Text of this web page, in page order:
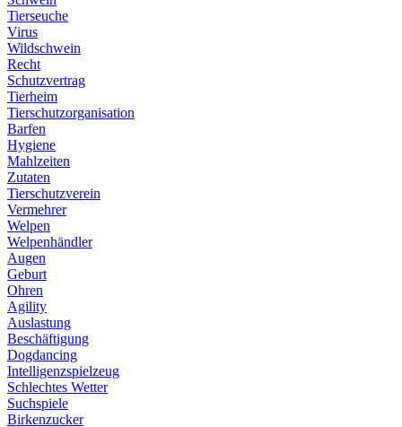
Tierseuche
Virus
Wildschwein
Recht
Schutzvertrag
Tierheim
Tierschutzorganisation
Barfen
Hygiene
Mahlzeiten
Zutaten
Tierschutzverein
Vermehrer
Welpen
Welpenhändler
Augen
Geburt
Ohren
Agility
Auslastung
Beschäftigung
Dogdancing
Intelligenzspielzeug
Schlechtes Wetter
Suchspiele
Birkenzucker